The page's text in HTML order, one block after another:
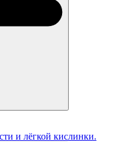
и лёгкой кислинки.